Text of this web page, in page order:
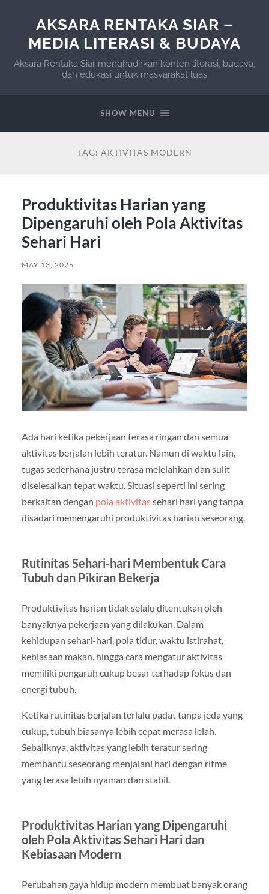
AKSARA RENTAKA SIAR –
MEDIA LITERASI & BUDAYA
Aksara Rentaka Siar menghadirkan konten literasi, budaya,
dan edukasi untuk masyarakat luas
SHOW MENU
TAG: AKTIVITAS MODERN
Produktivitas Harian yang
Dipengaruhi oleh Pola Aktivitas
Sehari Hari
MAY 13, 2026
Ada hari ketika pekerjaan terasa ringan dan semua
aktivitas berjalan lebih teratur. Namun di waktu lain,
tugas sederhana justru terasa melelahkan dan sulit
diselesaikan tepat waktu. Situasi seperti ini sering
berkaitan dengan pola aktivitassehari hari yang tanpa
disadari memengaruhi produktivitas harian seseorang.
Rutinitas Sehari-hari Membentuk Cara
Tubuh dan Pikiran Bekerja
Produktivitas harian tidak selalu ditentukan oleh
banyaknya pekerjaan yang dilakukan. Dalam
kehidupan sehari-hari, pola tidur, waktu istirahat,
kebiasaan makan, hingga cara mengatur aktivitas
memiliki pengaruh cukup besar terhadap fokus dan
energi tubuh.
Ketika rutinitas berjalan terlalu padat tanpa jeda yang
cukup, tubuh biasanya lebih cepat merasa lelah.
Sebaliknya, aktivitas yang lebih teratur sering
membantu seseorang menjalani hari dengan ritme
yang terasa lebih nyaman dan stabil.
Produktivitas Harian yang Dipengaruhi
oleh Pola Aktivitas Sehari Hari dan
Kebiasaan Modern
Perubahan gaya hidup modern membuat banyak orang